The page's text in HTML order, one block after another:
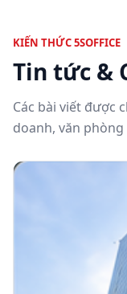
KIẾN THỨC 5SOFFICE
Tin tức &
Các bài viết được
doanh, văn